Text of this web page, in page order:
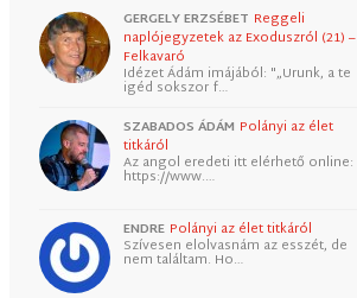
GERGELY ERZSÉBET Reggeli
naplójegyzetek az Exoduszról (21) –
Felkavaró
Idézet Ádám imájából: "„Urunk, a te
igéd sokszor f…
SZABADOS ÁDÁM Polányi az élet
titkáról
Az angol eredeti itt elérhető online:
https://www.…
ENDRE Polányi az élet titkáról
Szívesen elolvasnám az esszét, de
nem találtam. Ho…